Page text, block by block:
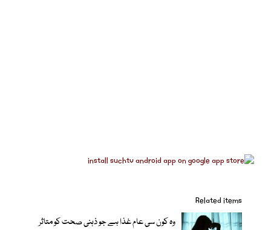
Related items
وہ کون سی عام غذا ہے جو ذہنی صحت کو متاثر